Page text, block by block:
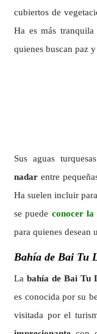
cubiertos de
Ha es más tranquila
quienes buscan paz
Sus aguas
nadar entre
Ha suelen incluir
se puede conocer
para quienes desean
Bahía de Bai Tu
Labahía de Bai Tu
es conocida por su
visitada por el